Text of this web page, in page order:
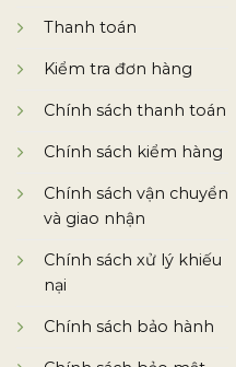
Thanh toán
Kiểm tra đơn hàng
Chính sách thanh toán
Chính sách kiểm hàng
Chính sách vận chuyển
và giao nhận
Chính sách xử lý khiếu
nại
Chính sách bảo hành